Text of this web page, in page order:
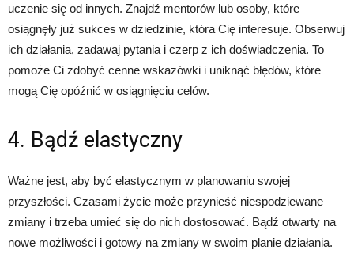
uczenie się od innych. Znajdź mentorów lub osoby, które
osiągnęły już sukces w dziedzinie, która Cię interesuje. Obserwuj
ich działania, zadawaj pytania i czerp z ich doświadczenia. To
pomoże Ci zdobyć cenne wskazówki i uniknąć błędów, które
mogą Cię opóźnić w osiągnięciu celów.
4. Bądź elastyczny
Ważne jest, aby być elastycznym w planowaniu swojej
przyszłości. Czasami życie może przynieść niespodziewane
zmiany i trzeba umieć się do nich dostosować. Bądź otwarty na
nowe możliwości i gotowy na zmiany w swoim planie działania.